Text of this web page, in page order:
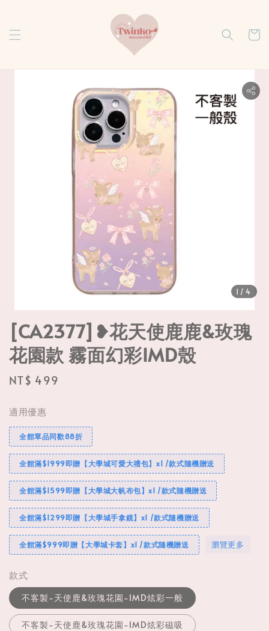
1 /4
[CA2377]❥花天使鹿鹿&玫瑰
花園款 霧面幻彩IMD殼
Regular
NT$ 499
適用優惠
全館單品同歡88折
全館滿$1999即贈【大學城可愛大禮包】x1 /款式隨機贈送
全館滿$1599即贈【大學城大帆布包】x1 /款式隨機贈送
全館滿$1299即贈【大學城手拿鏡】x1 /款式隨機贈送
全館滿$999即贈【大學城卡套】x1 /款式隨機贈送 瀏覽更多
款式
不客製-天使鹿&玫瑰花園-IMD炫彩一般
不客製-天使鹿&玫瑰花園-IMD炫彩磁吸